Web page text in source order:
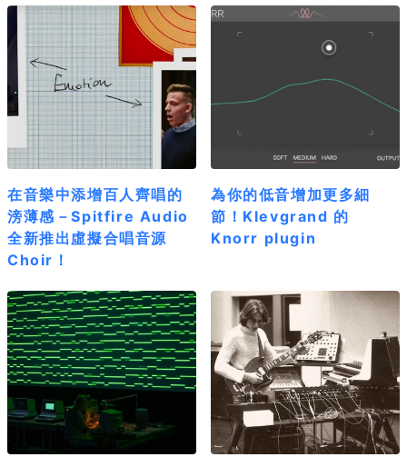
在音樂中添增百人齊唱的
滂薄感－Spitfire Audio
全新推出虛擬合唱音源
Choir！
為你的低音增加更多細
節！Klevgrand 的
Knorr plugin